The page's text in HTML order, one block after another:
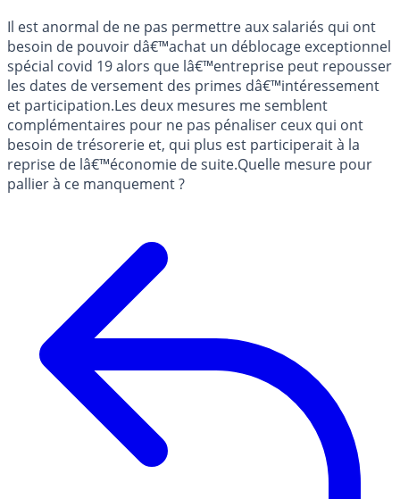
Il est anormal de ne pas permettre aux salariés qui ont
besoin de pouvoir dâ€™achat un déblocage exceptionnel
spécial covid 19 alors que lâ€™entreprise peut repousser
les dates de versement des primes dâ€™intéressement
et participation.Les deux mesures me semblent
complémentaires pour ne pas pénaliser ceux qui ont
besoin de trésorerie et, qui plus est participerait à la
reprise de lâ€™économie de suite.Quelle mesure pour
pallier à ce manquement ?